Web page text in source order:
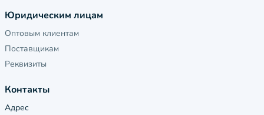
Юридическим лицам
Оптовым клиентам
Поставщикам
Реквизиты
Контакты
Адрес